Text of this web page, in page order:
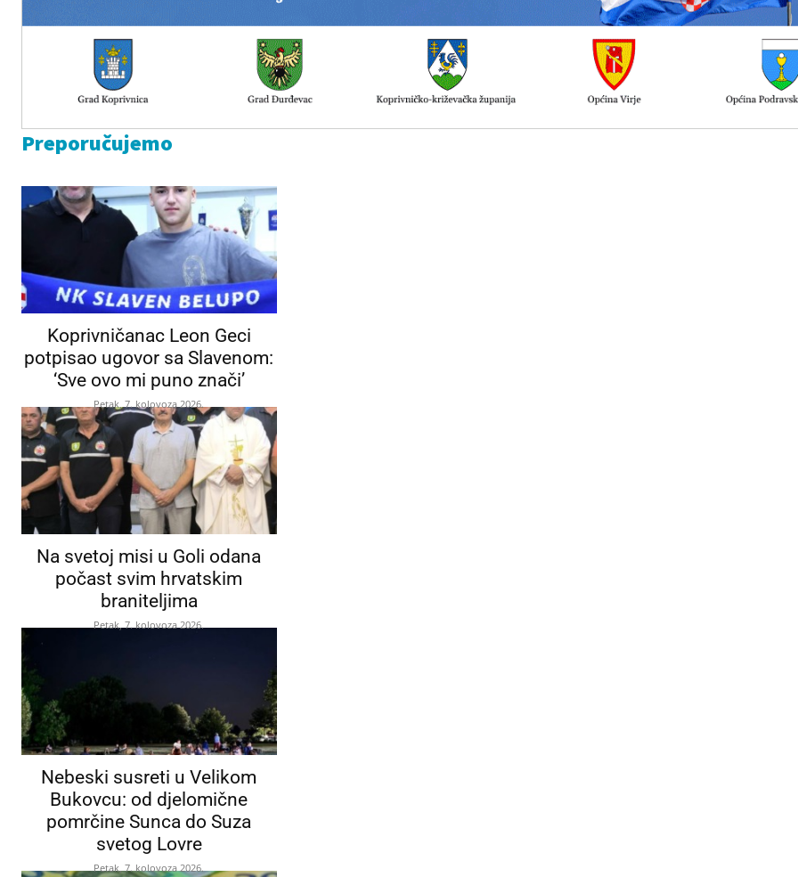
Preporučujemo
Koprivničanac Leon Geci
potpisao ugovor sa Slavenom:
‘Sve ovo mi puno znači’
Petak, 7. kolovoza 2026.
Na svetoj misi u Goli odana
počast svim hrvatskim
braniteljima
Petak, 7. kolovoza 2026.
Nebeski susreti u Velikom
Bukovcu: od djelomične
pomrčine Sunca do Suza
svetog Lovre
Petak, 7. kolovoza 2026.